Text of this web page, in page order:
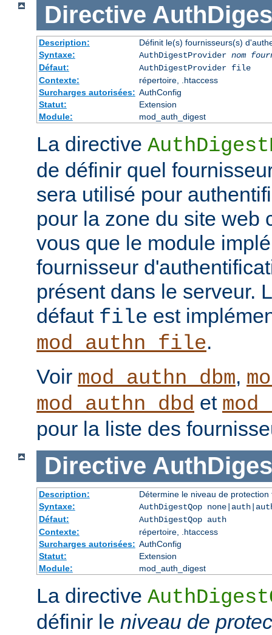
Directive
Description:
Définit le(s) fournisseurs(s)
Syntaxe:
AuthDigestProvider nom
Défaut:
AuthDigestProvider file
Contexte:
répertoire, .htaccess
Surcharges autorisées: AuthConfig
Statut:
Extension
Module:
mod_auth_digest
La directive
de définir quel
sera utilisé pour
pour la zone du site web
vous que le module
fournisseur
présent dans le serveur.
défaut file est
mod_authn_file.
Voir mod_authn_dbm,
mod_authn_dbd et
pour la liste des
Directive
Description:
Détermine le niveau de
Syntaxe:
AuthDigestQop
Défaut:
AuthDigestQop auth
Contexte:
répertoire, .htaccess
Surcharges autorisées: AuthConfig
Statut:
Extension
Module:
mod_auth_digest
La directive
définir le niveau de